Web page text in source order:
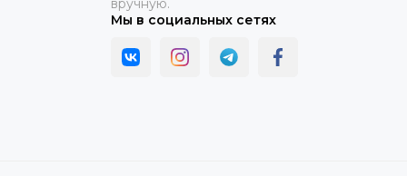
вручную.
Мы в социальных сетях